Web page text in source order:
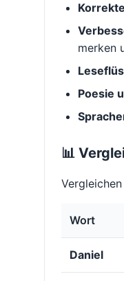
merken
Poesie
📊
Wort
Daniel